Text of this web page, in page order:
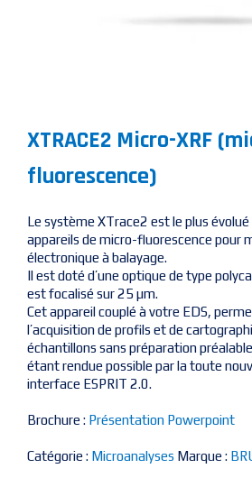
XTRACE2 Micro-XRF
fluorescence)
Le système XTrace2 est le plus
appareils de micro-fluorescence pour
électronique à balayage.
Il est doté d’une optique de type
est focalisé sur 25 µm.
Cet appareil couplé à votre EDS,
l’acquisition de profils et de
échantillons sans préparation
étant rendue possible par la toute
interface ESPRIT 2.0.
Brochure : Présentation Powerpoint
Catégorie : Microanalyses Marque :